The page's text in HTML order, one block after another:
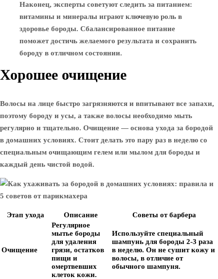
Наконец, эксперты советуют следить за питанием:
витамины и минералы играют ключевую роль в
здоровье бороды. Сбалансированное питание
поможет достичь желаемого результата и сохранить
бороду в отличном состоянии.
Хорошее очищение
Волосы на лице быстро загрязняются и впитывают все запахи,
поэтому бороду и усы, а также волосы необходимо мыть
регулярно и тщательно. Очищение — основа ухода за бородой
в домашних условиях. Стоит делать это пару раз в неделю со
специальным очищающим гелем или мылом для бороды и
каждый день чистой водой.
Этап ухода Описание Советы от барбера
Очищение
Регулярное
мытье бороды
для удаления
грязи, остатков
пищи и
омертвевших
клеток кожи.
Используйте специальный
шампунь для бороды 2-3 раза
в неделю. Он не сушит кожу и
волосы, в отличие от
обычного шампуня.